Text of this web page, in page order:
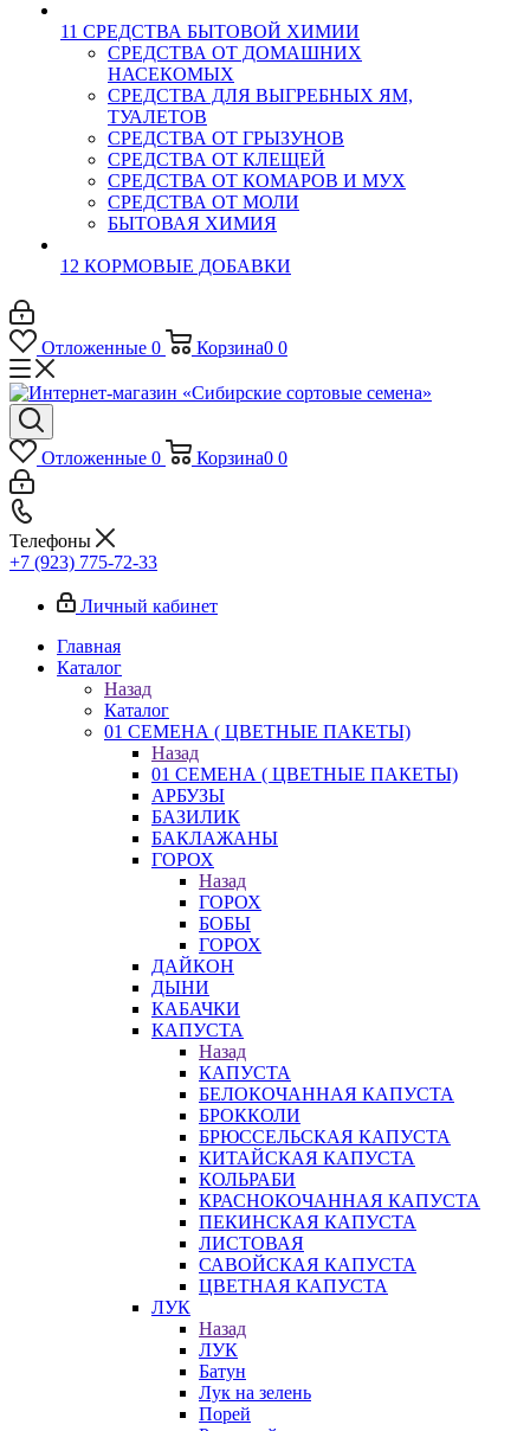
11 СРЕДСТВА БЫТОВОЙ ХИМИИ
СРЕДСТВА ОТ ДОМАШНИХ
НАСЕКОМЫХ
СРЕДСТВА ДЛЯ ВЫГРЕБНЫХ ЯМ,
ТУАЛЕТОВ
СРЕДСТВА ОТ ГРЫЗУНОВ
СРЕДСТВА ОТ КЛЕЩЕЙ
СРЕДСТВА ОТ КОМАРОВ И МУХ
СРЕДСТВА ОТ МОЛИ
БЫТОВАЯ ХИМИЯ
12 КОРМОВЫЕ ДОБАВКИ
Отложенные 0 Корзина0 0
Отложенные 0 Корзина0 0
Телефоны
+7 (923) 775-72-33
Личный кабинет
Главная
Каталог
Назад
Каталог
01 СЕМЕНА ( ЦВЕТНЫЕ ПАКЕТЫ)
Назад
01 СЕМЕНА ( ЦВЕТНЫЕ ПАКЕТЫ)
АРБУЗЫ
БАЗИЛИК
БАКЛАЖАНЫ
ГОРОХ
Назад
ГОРОХ
БОБЫ
ГОРОХ
ДАЙКОН
ДЫНИ
КАБАЧКИ
КАПУСТА
Назад
КАПУСТА
БЕЛОКОЧАННАЯ КАПУСТА
БРОККОЛИ
БРЮССЕЛЬСКАЯ КАПУСТА
КИТАЙСКАЯ КАПУСТА
КОЛЬРАБИ
КРАСНОКОЧАННАЯ КАПУСТА
ПЕКИНСКАЯ КАПУСТА
ЛИСТОВАЯ
САВОЙСКАЯ КАПУСТА
ЦВЕТНАЯ КАПУСТА
ЛУК
Назад
ЛУК
Батун
Лук на зелень
Порей